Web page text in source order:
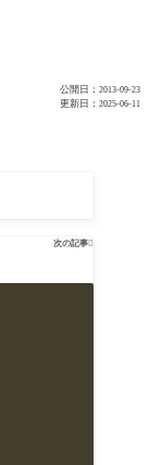
公開日： 2013-09-23
更新日： 2025-06-11
次の記事